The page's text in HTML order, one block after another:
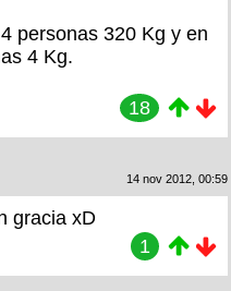
personas 320 Kg y en
4 Kg.
18
14 nov 2012, 00:59
gracia xD
1